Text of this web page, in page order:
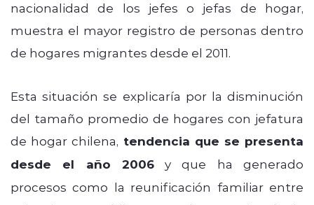
nacionalidad de los jefes o jefas de hogar,
muestra el mayor registro de personas dentro
de hogares migrantes desde el 2011.
Esta situación se explicaría por la disminución
del tamaño promedio de hogares con jefatura
de hogar chilena, tendencia que se presenta
desde el año 2006y que ha generado
procesos como la reunificación familiar entre